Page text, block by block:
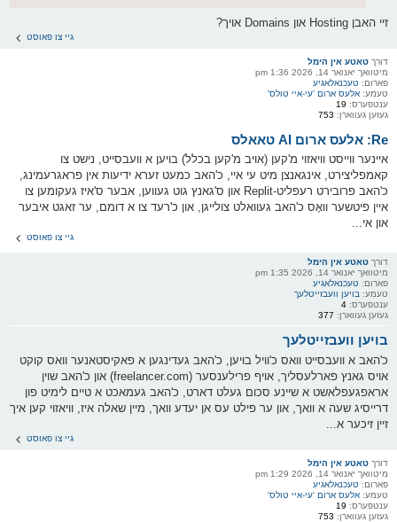
זיי האבן Hosting און Domains אויך?
גיי צו פאוסט
דורך טאטע אין הימל
מיטוואך יאנואר 14, 2026 1:36 pm
פארום: טעכנאלאגיע
טעמע: אלעס ארום 'עי-איי טולס'
ענטפערס: 19
געזען געווארן: 753
Re: אלעס ארום AI טאאלס
איינער ווייסט וויאזוי מ'קען (אויב מ'קען בכלל) בויען א וועבסייט, נישט צו
קאמפליצירט, אינגאנצן מיט עי איי, כ'האב כמעט זערא ידיעות אין פראגרעמינג,
כ'האב פרובירט רעפליט-Replit און ס'גאנץ גוט געווען, אבער ס'איז געקומען צו
איין פיטשער וואָס כ'האב געוואלט צולייגן, און כ'רעד צו א דומם, ער זאגט איבער
און אי...
גיי צו פאוסט
דורך טאטע אין הימל
מיטוואך יאנואר 14, 2026 1:35 pm
פארום: טעכנאלאגיע
טעמע: בויען וועבזייטלעך
ענטפערס: 4
געזען געווארן: 377
בויען וועבזייטלעך
כ'האב א וועבסייט וואס כ'וויל בויען, כ'האב געדינגען א פאקיסטאנער וואס קוקט
אויס גאנץ פארלעסליך, אויף פרילענסער (freelancer.com) און כ'האב שוין
אראפגעפלאשט א שיינע סכום געלט דארט, כ'האב געמאכט א טיים לימיט פון
דרייסיג שעה א וואך, און ער פילט עס אן יעדע וואך, מיין שאלה איז, וויאזוי קען איך
זיין זיכער א...
גיי צו פאוסט
דורך טאטע אין הימל
מיטוואך יאנואר 14, 2026 1:29 pm
פארום: טעכנאלאגיע
טעמע: אלעס ארום 'עי-איי טולס'
ענטפערס: 19
געזען געווארן: 753